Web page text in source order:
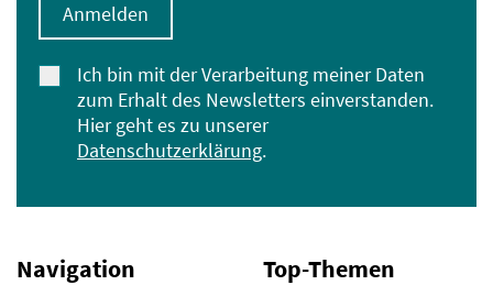
Ich bin mit der Verarbeitung meiner Daten
zum Erhalt des Newsletters einverstanden.
Hier geht es zu unserer
Datenschutzerklärung.
Anmelden
Navigation Top-Themen